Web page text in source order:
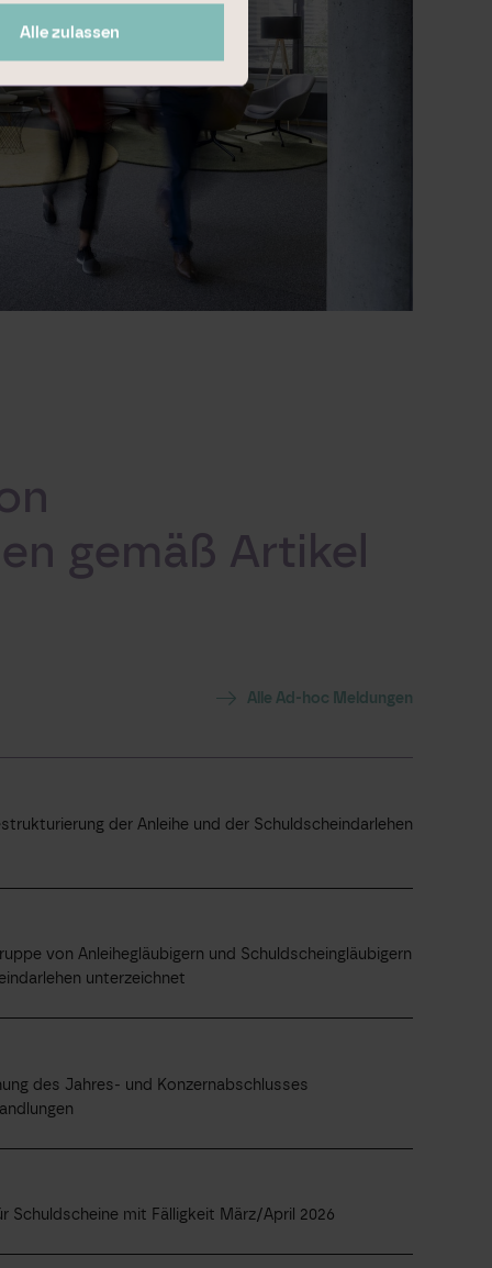
Alle zulassen
gemäß Artikel
Alle Ad-hoc Meldungen
der Anleihe und der Schuldscheindarlehen
von Anleihegläubigern und Schuldscheingläubigern
unterzeichnet
des Jahres- und Konzernabschlusses
Schuldscheine mit Fälligkeit März/April 2026